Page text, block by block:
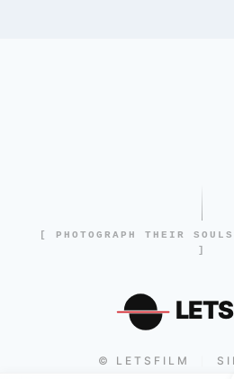
[ PHOTOGRAPH THEIR
]
LETS
© LETSFILM